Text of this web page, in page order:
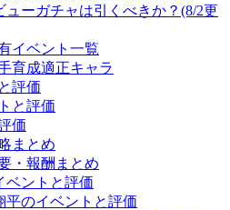
ーガチャは引くべきか？(8/2更
イベント一覧
育成適正キャラ
評価
と評価
価
まとめ
・報酬まとめ
ベントと評価
平のイベントと評価